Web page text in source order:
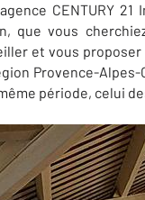
CENTURY 21
que vous
et vous
Provence-Alpes-
période, celui